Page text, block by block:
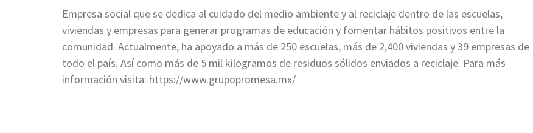
Empresa social que se dedica al cuidado del medio ambiente y al reciclaje dentro de las escuelas,
viviendas y empresas para generar programas de educación y fomentar hábitos positivos entre la
comunidad. Actualmente, ha apoyado a más de 250 escuelas, más de 2,400 viviendas y 39 empresas de
todo el país. Así como más de 5 mil kilogramos de residuos sólidos enviados a reciclaje. Para más
información visita: https://www.grupopromesa.mx/